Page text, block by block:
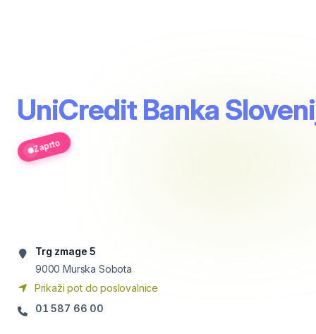
UniCredit Banka
Zaprto
Trg zmage 5
9000 Murska Sobota
Prikaži pot do poslovalnice
01 587 66 00